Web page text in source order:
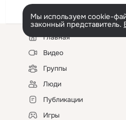
Мы используем cookie-
законный представитель.
Левая
колонкаГлавная
Видео
Группы
Люди
Публикации
Игры